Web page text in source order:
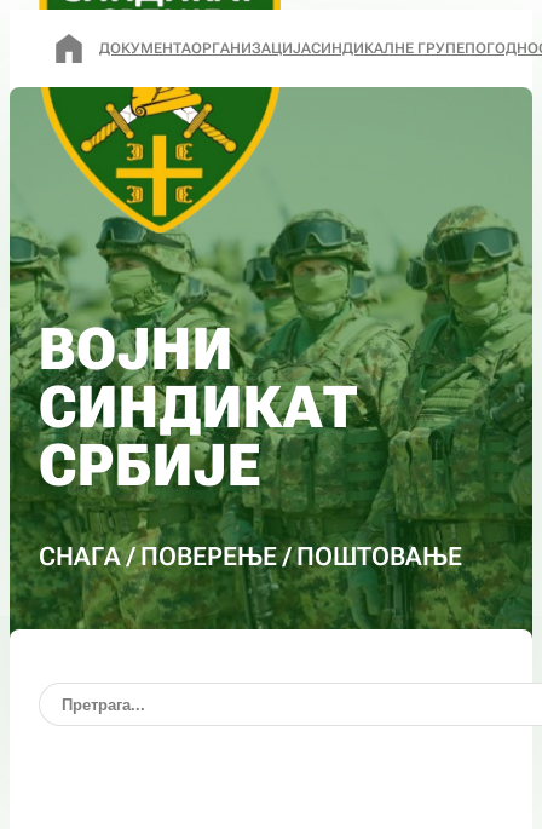
ДОКУМЕНТАОРГАНИЗАЦИЈАСИНДИКАЛНЕ ГРУПЕ
ВОЈНИ
СИНДИКАТ
СРБИЈЕ
СНАГА / ПОВЕРЕЊЕ / ПОШТОВАЊЕ